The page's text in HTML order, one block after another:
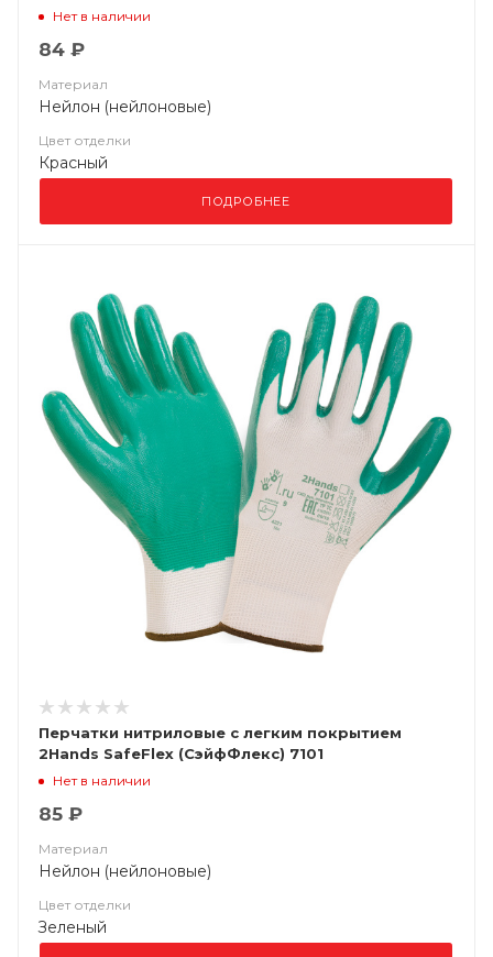
L2001)
Нет в наличии
84 ₽
Материал
Нейлон (нейлоновые)
Цвет отделки
Красный
ПОДРОБНЕЕ
Перчатки нитриловые с легким покрытием
2Hands SafeFlex (СэйфФлекс) 7101
Нет в наличии
85 ₽
Материал
Нейлон (нейлоновые)
Цвет отделки
Зеленый